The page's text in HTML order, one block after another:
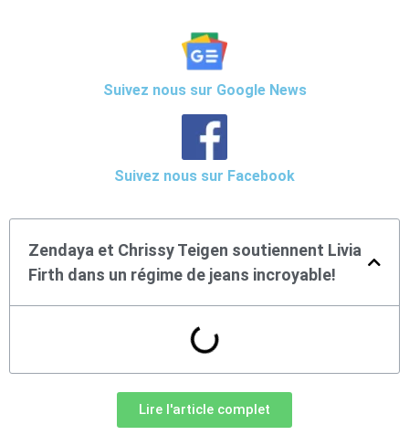
Suivez nous sur Google News
Suivez nous sur Facebook
Zendaya et Chrissy Teigen soutiennent Livia
Firth dans un régime de jeans incroyable!
Lire l'article complet